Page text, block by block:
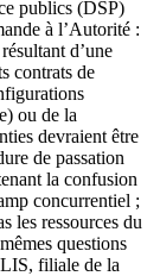
publics (DSP)
à l’Autorité :
d’une
contrats de
ou de la
devraient être
de passation
la confusion
concurrentiel ;
les ressources du
questions
filiale de la